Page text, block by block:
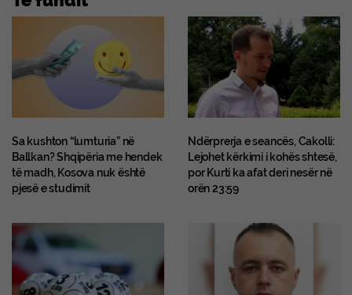
Sa kushton “lumturia” në
Ballkan? Shqipëria me hendek
të madh, Kosova nuk është
pjesë e studimit
Ndërprerja e seancës, Cakolli:
Lejohet kërkimi i kohës shtesë,
por Kurti ka afat deri nesër në
orën 23:59